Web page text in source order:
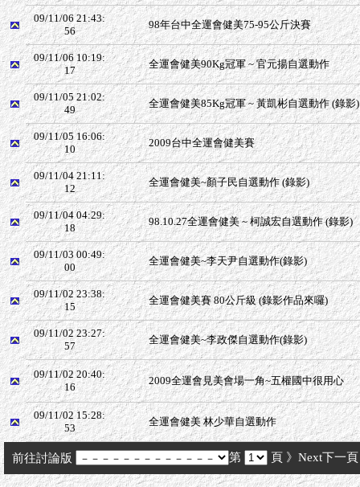
09/11/06 21:43:
56
98年台中全運會健美75-95公斤決賽
09/11/06 10:19:
17
全運會健美90Kg冠軍 ~ 官元揚自選動作
09/11/05 21:02:
49
全運會健美85Kg冠軍 ~ 黃凱彬自選動作 (錄影)
09/11/05 16:06:
10
2009台中全運會健美賽
09/11/04 21:11:
12
全運會健美~顏子民自選動作 (錄影)
09/11/04 04:29:
18
98.10.27全運會健美 ~ 柯誠宏自選動作 (錄影)
09/11/03 00:49:
00
全運會健美~李天尹自選動作(錄影)
09/11/02 23:38:
15
全運會健美賽 80公斤級 (錄影作品來囉)
09/11/02 23:27:
57
全運會健美~李政傑自選動作(錄影)
09/11/02 20:40:
16
2009全運會見美會場一角~五權國中很用心
09/11/02 15:28:
53
全運會健美 林少華自選動作
前往討論版 第 頁 》Next下一頁